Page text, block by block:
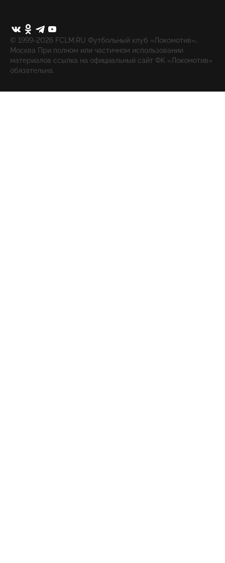
© 1999-2026 FCLM.RU Футбольный клуб «Локомотив»,
Москва При полном или частичном использовании
материалов ссылка на официальный сайт ФК «Локомотив»
обязательна.